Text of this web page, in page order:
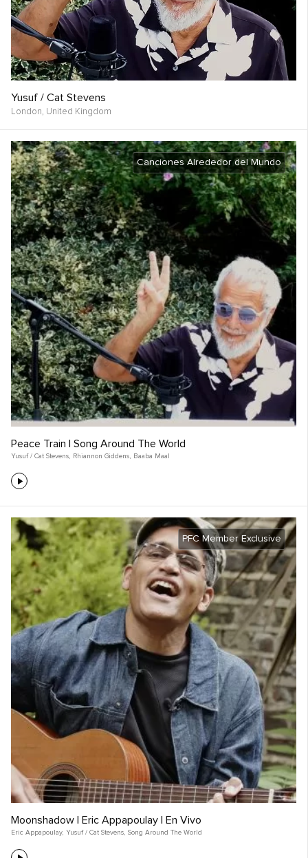
Yusuf / Cat Stevens
London, United Kingdom
Canciones Alrededor del Mundo
Peace Train | Song Around The World
Yusuf / Cat Stevens, Rhiannon Giddens, Baaba Maal
PFC Member Exclusive
Moonshadow | Eric Appapoulay | En Vivo
Eric Appapoulay, Yusuf / Cat Stevens, Song Around The World